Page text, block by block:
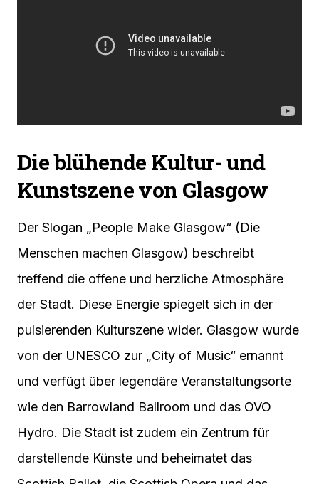
Die blühende Kultur- und
Kunstszene von Glasgow
Der Slogan „People Make Glasgow“ (Die
Menschen machen Glasgow) beschreibt
treffend die offene und herzliche Atmosphäre
der Stadt. Diese Energie spiegelt sich in der
pulsierenden Kulturszene wider. Glasgow wurde
von der UNESCO zur „City of Music“ ernannt
und verfügt über legendäre Veranstaltungsorte
wie den Barrowland Ballroom und das OVO
Hydro. Die Stadt ist zudem ein Zentrum für
darstellende Künste und beheimatet das